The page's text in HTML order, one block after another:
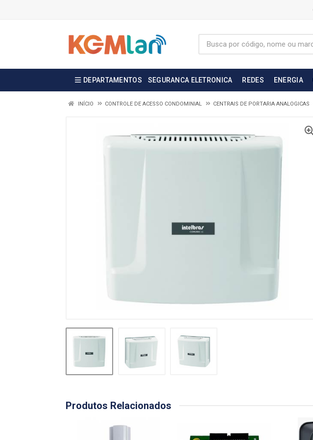
DEPARTAMENTOS SEGURANCA ELETRONICA REDES ENERGIA
INÍCIO CONTROLE DE ACESSO CONDOMINIAL CENTRAIS DE PORTARIA ANALOGICAS
Produtos Relacionados